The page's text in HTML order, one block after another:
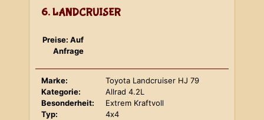
6. LANDCRUISER
Preise: Auf
Anfrage
Marke:
Toyota Landcruiser HJ 79
Kategorie:
Allrad 4.2L
Besonderheit:
Extrem Kraftvoll
Typ:
4x4